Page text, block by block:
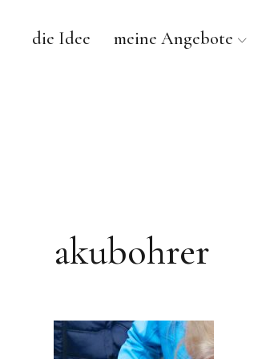
die Idee meine Angebote
akubohrer